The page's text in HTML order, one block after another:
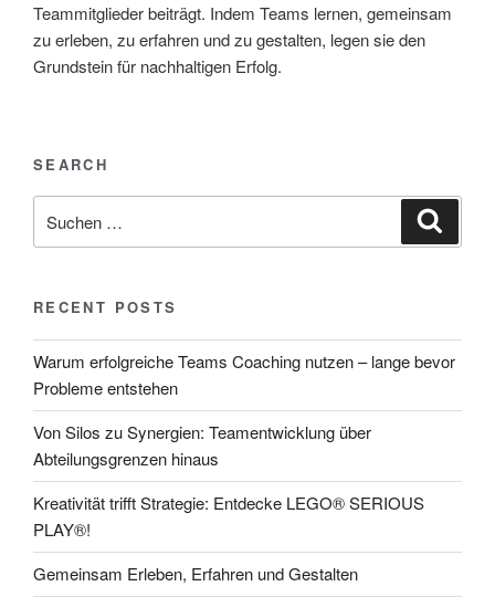
Teammitglieder beiträgt. Indem Teams lernen, gemeinsam
zu erleben, zu erfahren und zu gestalten, legen sie den
Grundstein für nachhaltigen Erfolg.
SEARCH
RECENT POSTS
Warum erfolgreiche Teams Coaching nutzen – lange bevor
Probleme entstehen
Von Silos zu Synergien: Teamentwicklung über
Abteilungsgrenzen hinaus
Kreativität trifft Strategie: Entdecke LEGO® SERIOUS
PLAY®!
Gemeinsam Erleben, Erfahren und Gestalten